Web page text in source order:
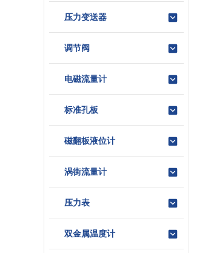
压力变送器
调节阀
电磁流量计
标准孔板
磁翻板液位计
涡街流量计
压力表
双金属温度计